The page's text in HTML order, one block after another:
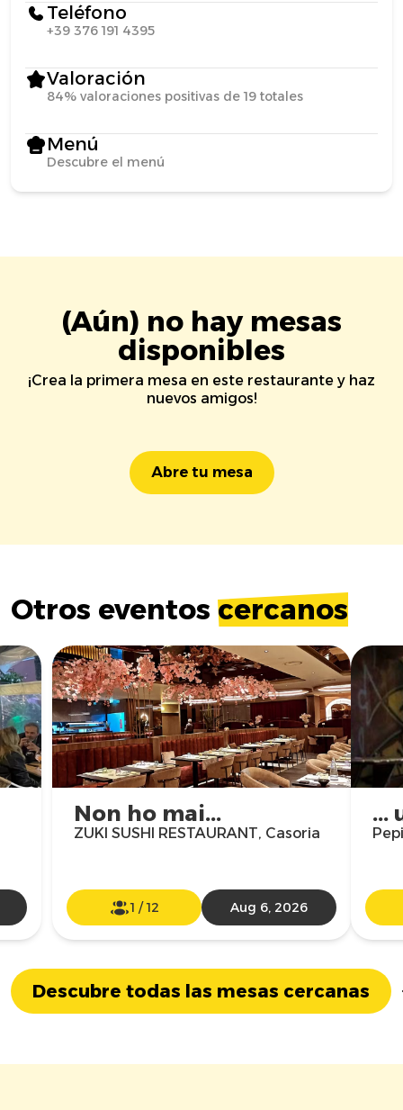
Teléfono
+39 376 191 4395
Valoración
84% valoraciones positivas de 19 totales
Menú
Descubre el menú
(Aún) no hay mesas
disponibles
¡Crea la primera mesa en este restaurante y haz
nuevos amigos!
Abre tu mesa
Otros eventos cercanos
Non ho mai...
ZUKI SUSHI RESTAURANT, Casoria
1 /12 Aug 6, 2026
...
Descubre todas las mesas cercanas